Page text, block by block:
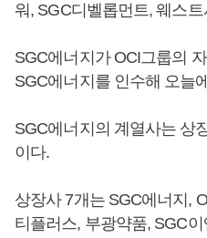
워, SGC디벨롭먼트, 웨스
SGC에너지가 OCI그룹의
SGC에너지를 인수해 오늘
SGC에너지의 계열사는 상
이다.
상장사 7개는 SGC에너지,
티플러스, 부광약품, SGC